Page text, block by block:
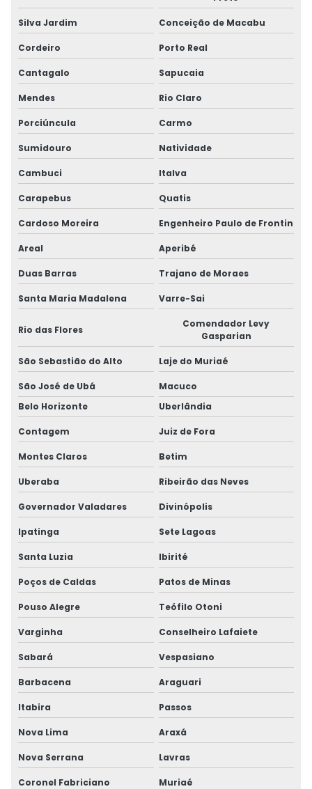
Silva Jardim Conceição de Macabu
Cordeiro Porto Real
Cantagalo Sapucaia
Mendes Rio Claro
Porciúncula Carmo
Sumidouro Natividade
Cambuci Italva
Carapebus Quatis
Cardoso Moreira Engenheiro Paulo de Frontin
Areal Aperibé
Duas Barras Trajano de Moraes
Santa Maria Madalena Varre-Sai
Rio das Flores
Comendador Levy
Gasparian
São Sebastião do Alto Laje do Muriaé
São José de Ubá
Macuco
Belo Horizonte
Uberlândia
Contagem Juiz de Fora
Montes Claros Betim
Uberaba Ribeirão das Neves
Governador Valadares Divinópolis
Ipatinga Sete Lagoas
Santa Luzia Ibirité
Poços de Caldas Patos de Minas
Pouso Alegre Teófilo Otoni
Varginha Conselheiro Lafaiete
Sabará Vespasiano
Barbacena Araguari
Itabira Passos
Nova Lima Araxá
Nova Serrana Lavras
Coronel Fabriciano Muriaé